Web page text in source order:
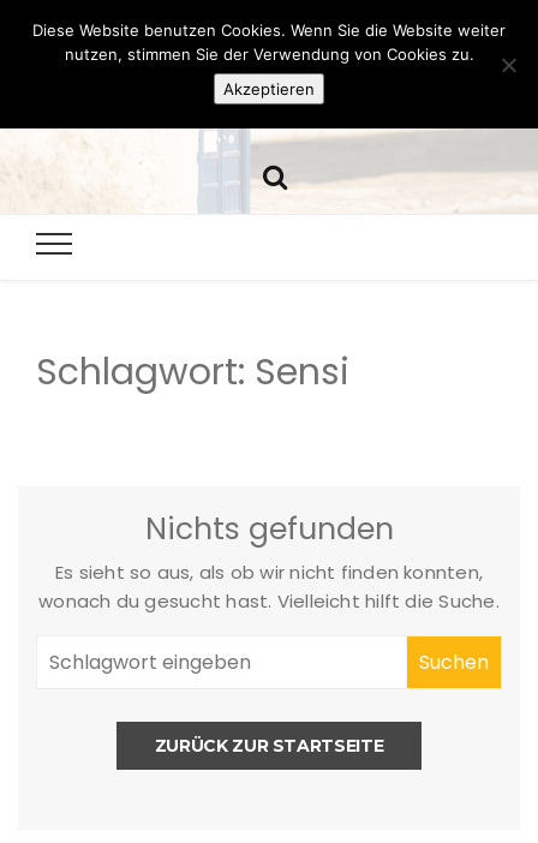
Hazamelistan
Schlagwort: Sensi
Nichts gefunden
Es sieht so aus, als ob wir nicht finden konnten,
wonach du gesucht hast. Vielleicht hilft die Suche.
ZURÜCK ZUR STARTSEITE
Diese Website benutzen Cookies. Wenn Sie die Website weiter
nutzen, stimmen Sie der Verwendung von Cookies zu.
Akzeptieren